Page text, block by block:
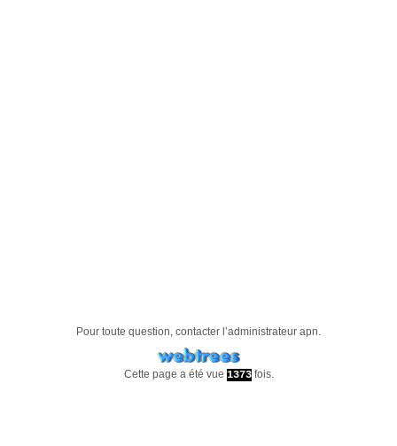
Pour toute question, contacter l’administrateur apn.
Cette page a été vue 1373fois.